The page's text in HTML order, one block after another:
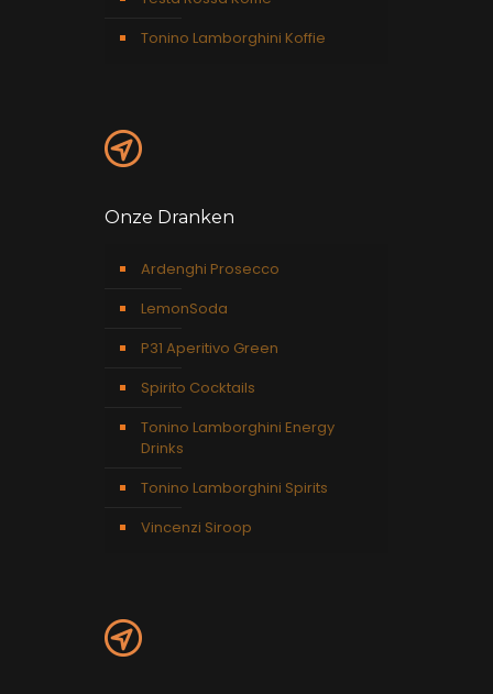
Tonino Lamborghini Koffie
Onze Dranken
Ardenghi Prosecco
LemonSoda
P31 Aperitivo Green
Spirito Cocktails
Tonino Lamborghini Energy
Drinks
Tonino Lamborghini Spirits
Vincenzi Siroop